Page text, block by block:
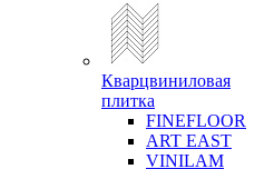
Кварцвиниловая
плитка
FINEFLOOR
ART EAST
VINILAM